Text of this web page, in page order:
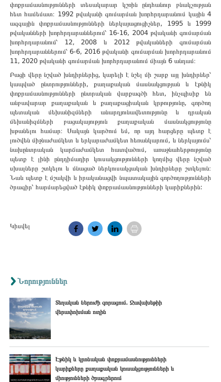
փոքրամասնությունների տեսակարար կշռին ընդհանուր բնակչության
հետ համեմատ։ 1992 թվականի գումարման խորհրդարանում կային 4
ազգային փոքրամասնությունների ներկայացուցիչներ, 1995 և 1999
թվականների խորհրդարաններում՝ 16-16, 2004 թվականի գումարման
խորհրդարանում՝ 12, 2008 և 2012 թվականների գումարման
խորհրդարաններում՝ 6-6, 2016 թվականի գումարման խորհրդարանում
11, 2020 թվականի գումարման խորհրդարանում միայն 6 անդամ։
Բացի վերը նշված խնդիրներից, կարելի է նշել մի շարք այլ խնդիրներ՝
կապված ընտրությունների, քաղաքական մասնակցության և էթնիկ
փոքրամասնությունների ընտրական վարքագծի հետ, ինչպիսիք են
անբավարար քաղաքական և քաղաքացիական կրթությունը, գործող
պետական ​​մեխանիզմների անարդյունավետությունը և դրական
մեխանիզմների բացակայություն քաղաքական մասնակցությունը
խթանելու համար։ Սակայն կարծում եմ, որ այդ հարցերը պետք է
լուծվեն միջնաժամկետ և երկարաժամկետ հեռանկարում, և ներկայումս՝
նախընտրական կարճաժամկետ հատվածում, առաջնահերթությունը
պետք է լինի ընդդիմադիր կուսակցությունների կողմից վերը նշված
սխալները շտկելու և մնացած ներկուսակցական խնդիրները շտկելուն։
Նաև պետք է մշակվի և իրականացվի նպատակային գործողությունների
ծրագիր՝ հարմարեցված էթնիկ փոքրամասնությունների կարիքներին:
Կիսվել
Նորություններ
Տեղական ներուժի զորացում․ Ջավախեթիի
վերափոխման ուղին
Էթնիկ և կրոնական փոքրամասնությունների
կարիքները քաղաքական կուսակցությունների և
միությունների ծրագրերում